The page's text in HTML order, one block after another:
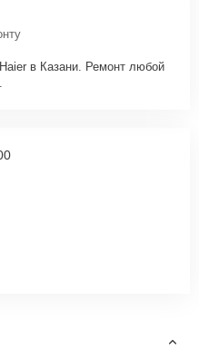
в Казани. Ремонт любой